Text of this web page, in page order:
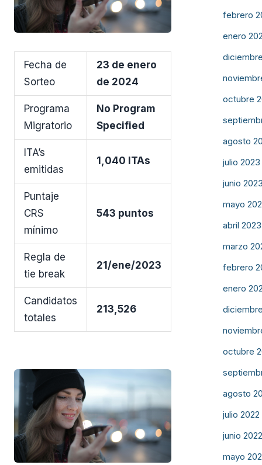
Fecha de
Sorteo
23 de enero
de 2024
Programa
Migratorio
No Program
Specified
ITA’s
emitidas
1,040 ITAs
Puntaje
CRS
mínimo
543 puntos
Regla de
tie break
21/ene/2023
Candidatos
totales
213,526
febrero
enero
octubre
agosto
julio 2023
junio
mayo
abril 2023
marzo
febrero
enero
octubre
agosto
julio 2022
junio 2022
mayo